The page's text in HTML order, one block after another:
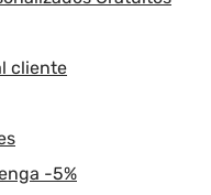
cliente
-5%